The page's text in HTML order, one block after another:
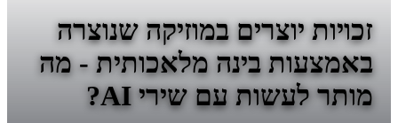
זכויות יוצרים במוזיקה שנוצרה
באמצעות בינה מלאכותית - מה
מותר לעשות עם שירי AI?